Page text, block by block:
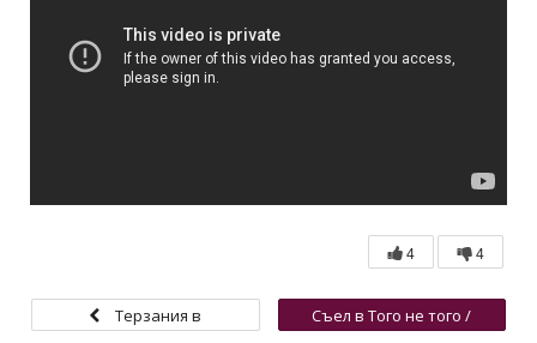
4 4
Терзания в
Съел в Того не того /